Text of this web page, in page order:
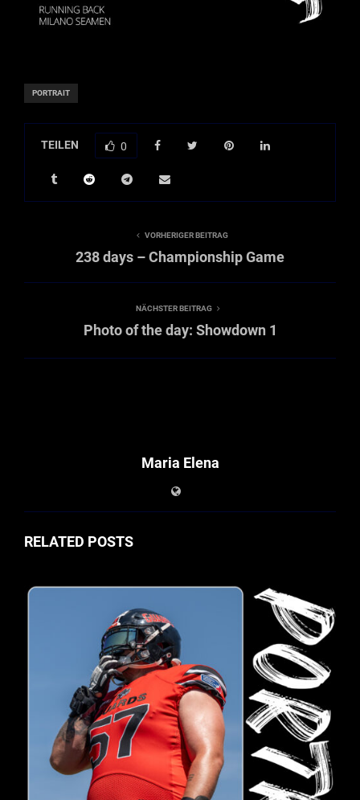
PORTRAIT
TEILEN 0
VORHERIGER BEITRAG
238 days – Championship Game
NÄCHSTER BEITRAG
Photo of the day: Showdown 1
Maria Elena
RELATED POSTS